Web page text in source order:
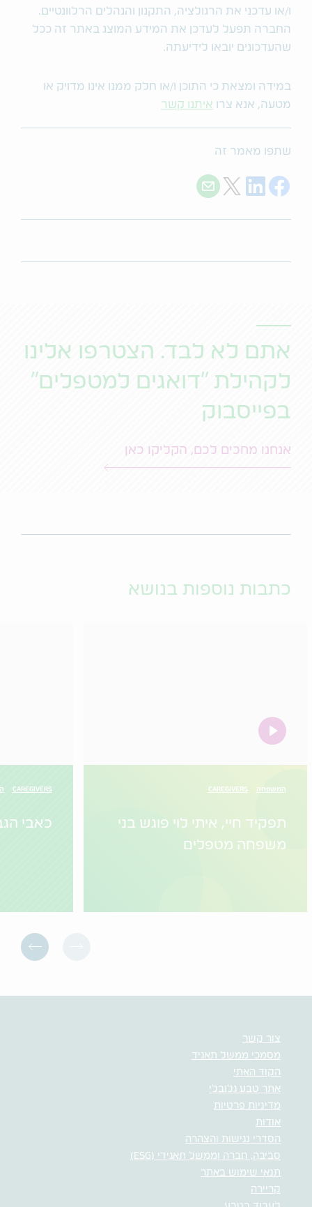
ו/או עדכני את הרגולציה, התקנון והנהלים הרלוונטיים.
החברה תפעל לעדכן את המידע המוצג באתר זה ככל
שהעדכונים יובאו לידיעתה.
במידה ומצאת כי התוכן ו/או חלק ממנו אינו מדויק או
מטעה, אנא צרו איתנו קשר
שתפו מאמר זה
Share on Facebook
Share on LinkedIn
Share on Twitter
Share with E-mail
אתם לא לבד. הצטרפו אלינו
לקהילת "דואגים למטפלים"
בפייסבוק
אנחנו מחכים לכם, הקליקו כאן
כתבות נוספות בנושא
video
המשפחה CAREGIVERS
תפקיד חיי, איתי לוי פוגש בני
משפחה מטפלים
CAREGIVERS
כאבי
צור קשר
מסמכי ממשל תאגיד
הקוד האתי
אתר טבע גלובלי
מדיניות פרטיות
אודות
הסדרי נגישות והצהרה
סביבה, חברה וממשל תאגידי (ESG)
תנאי שימוש באתר
קריירה